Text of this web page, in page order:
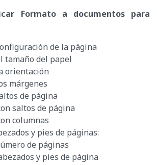
Formato a documentos para
de la página
tamaño del papel
orientación
márgenes
de página
saltos de página
columnas
y pies de páginas:
de páginas
y pies de página